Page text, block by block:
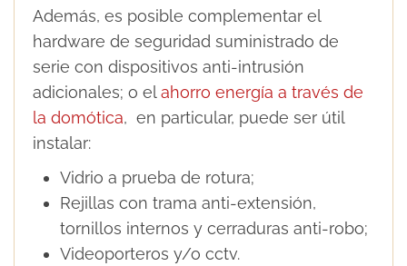
Además, es posible complementar el
hardware de seguridad suministrado de
serie con dispositivos anti-intrusión
adicionales; o elahorro energía a través de
la domótica, en particular, puede ser útil
instalar:
Vidrio a prueba de rotura;
Rejillas con trama anti-extensión,
tornillos internos y cerraduras anti-robo;
Videoporteros y/o cctv.